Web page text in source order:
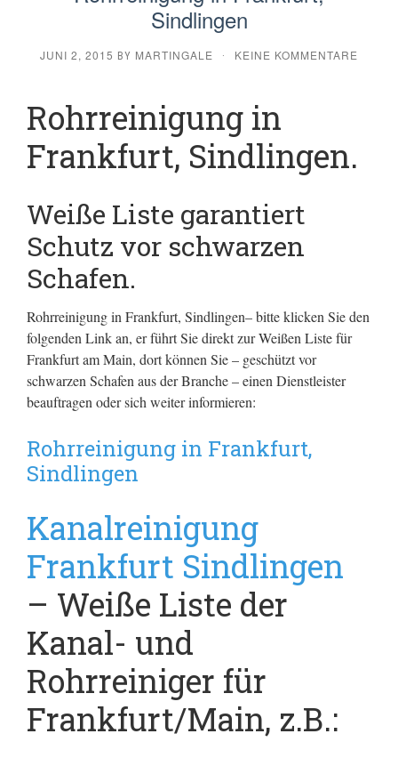
Sindlingen
JUNI 2, 2015 BY MARTINGALE · KEINE KOMMENTARE
Rohrreinigung in
Frankfurt, Sindlingen.
Weiße Liste garantiert
Schutz vor schwarzen
Schafen.
Rohrreinigung in Frankfurt, Sindlingen– bitte klicken Sie den
folgenden Link an, er führt Sie direkt zur Weißen Liste für
Frankfurt am Main, dort können Sie – geschützt vor
schwarzen Schafen aus der Branche – einen Dienstleister
beauftragen oder sich weiter informieren:
Rohrreinigung in Frankfurt,
Sindlingen
Kanalreinigung
Frankfurt Sindlingen
– Weiße Liste der
Kanal- und
Rohrreiniger für
Frankfurt/Main, z.B.: